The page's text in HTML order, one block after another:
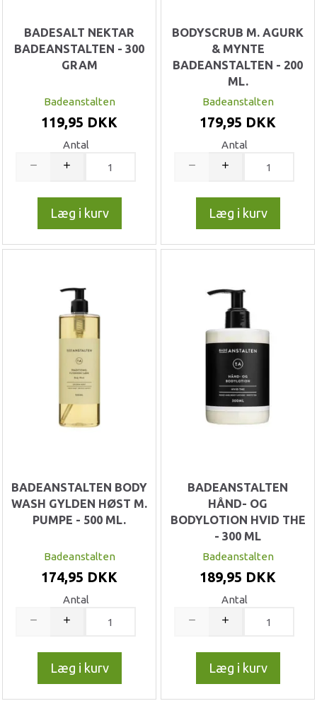
BADESALT NEKTAR
BADEANSTALTEN - 300
GRAM
Badeanstalten
119,95 DKK
Antal
Læg i kurv
BODYSCRUB M. AGURK
& MYNTE
BADEANSTALTEN - 200
ML.
Badeanstalten
179,95 DKK
Antal
Læg i kurv
BADEANSTALTEN BODY
WASH GYLDEN HØST M.
PUMPE - 500 ML.
Badeanstalten
174,95 DKK
Antal
Læg i kurv
BADEANSTALTEN
HÅND- OG
BODYLOTION HVID THE
- 300 ML
Badeanstalten
189,95 DKK
Antal
Læg i kurv